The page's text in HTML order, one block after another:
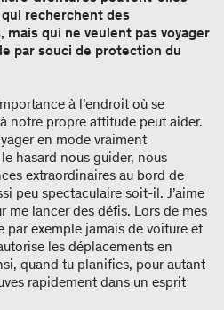
recherchent des
qui ne veulent pas voyager
par souci de protection du
à l’endroit où se
notre propre attitude peut aider.
en mode vraiment
hasard nous guider, nous
extraordinaires au bord de
peu spectaculaire soit-il. J’aime
me lancer des défis. Lors de mes
par exemple jamais de voiture et
les déplacements en
quand tu planifies, pour autant
rapidement dans un esprit